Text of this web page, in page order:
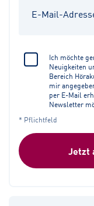
Ich möchte
Neuigkeiten
Bereich
mir
per E-Mail
Newsletter
* Pflichtfeld
Jetzt